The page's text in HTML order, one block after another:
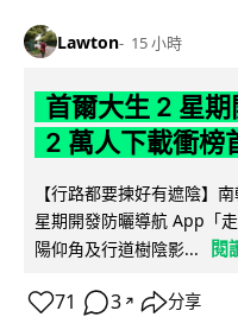
Lawton 15 小時
首爾大生 2 星
2 萬人下載衝榜
【行路都要揀好有遮陰】
星期開發防曬導航 App「
陽仰角及行道樹陰影...
閱
71 3 ↗ 分享